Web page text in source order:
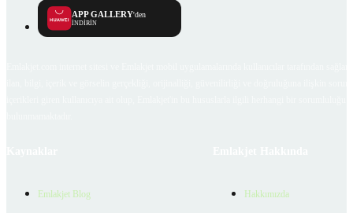
APP GALLERY'den
İNDİRİN
Emlakjet Blog Hakkımızda